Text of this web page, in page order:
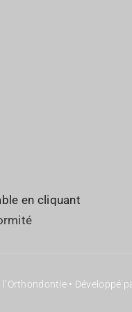
en cliquant
• Développé